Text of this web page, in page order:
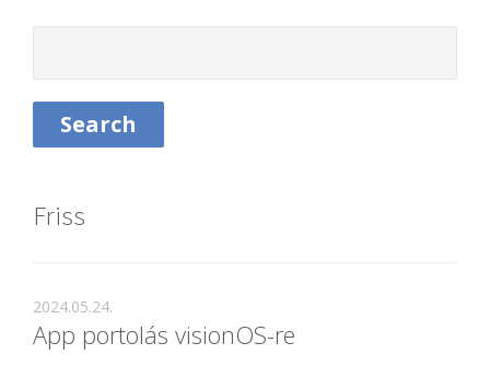
Friss
App portolás visionOS-re
2024.05.24.